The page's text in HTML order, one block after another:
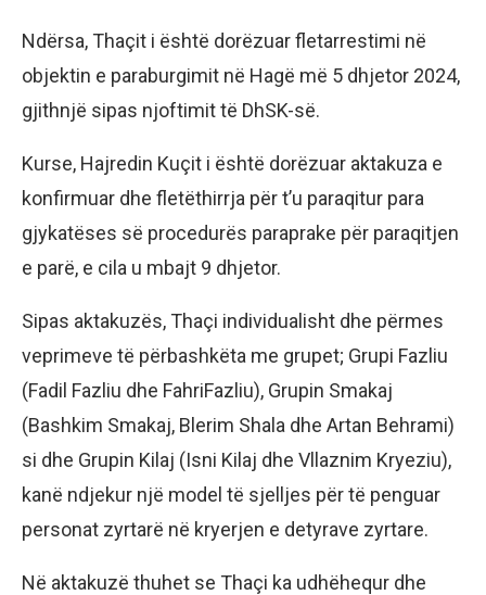
Ndërsa, Thaçit i është dorëzuar fletarrestimi në
objektin e paraburgimit në Hagë më 5 dhjetor 2024,
gjithnjë sipas njoftimit të DhSK-së.
Kurse, Hajredin Kuçit i është dorëzuar aktakuza e
konfirmuar dhe fletëthirrja për t’u paraqitur para
gjykatëses së procedurës paraprake për paraqitjen
e parë, e cila u mbajt 9 dhjetor.
Sipas aktakuzës, Thaçi individualisht dhe përmes
veprimeve të përbashkëta me grupet; Grupi Fazliu
(Fadil Fazliu dhe FahriFazliu), Grupin Smakaj
(Bashkim Smakaj, Blerim Shala dhe Artan Behrami)
si dhe Grupin Kilaj (Isni Kilaj dhe Vllaznim Kryeziu),
kanë ndjekur një model të sjelljes për të penguar
personat zyrtarë në kryerjen e detyrave zyrtare.
Në aktakuzë thuhet se Thaçi ka udhëhequr dhe